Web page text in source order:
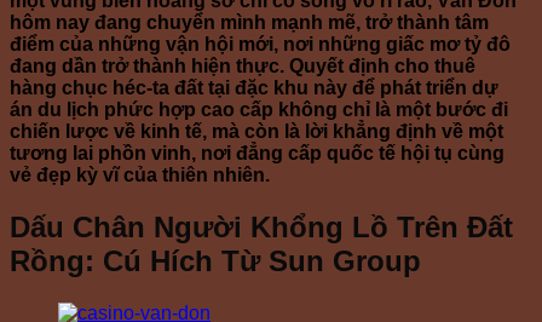
hôm nay đang chuyển mình mạnh mẽ, trở thành tâm
điểm của những vận hội mới, nơi những giấc mơ tỷ đô
đang dần trở thành hiện thực. Quyết định cho thuê
hàng chục héc-ta đất tại đặc khu này để phát triển dự
án du lịch phức hợp cao cấp không chỉ là một bước đi
chiến lược về kinh tế, mà còn là lời khẳng định về một
tương lai phồn vinh, nơi đẳng cấp quốc tế hội tụ cùng
vẻ đẹp kỳ vĩ của thiên nhiên.
Dấu Chân Người Khổng Lồ Trên Đất
Rồng: Cú Hích Từ Sun Group